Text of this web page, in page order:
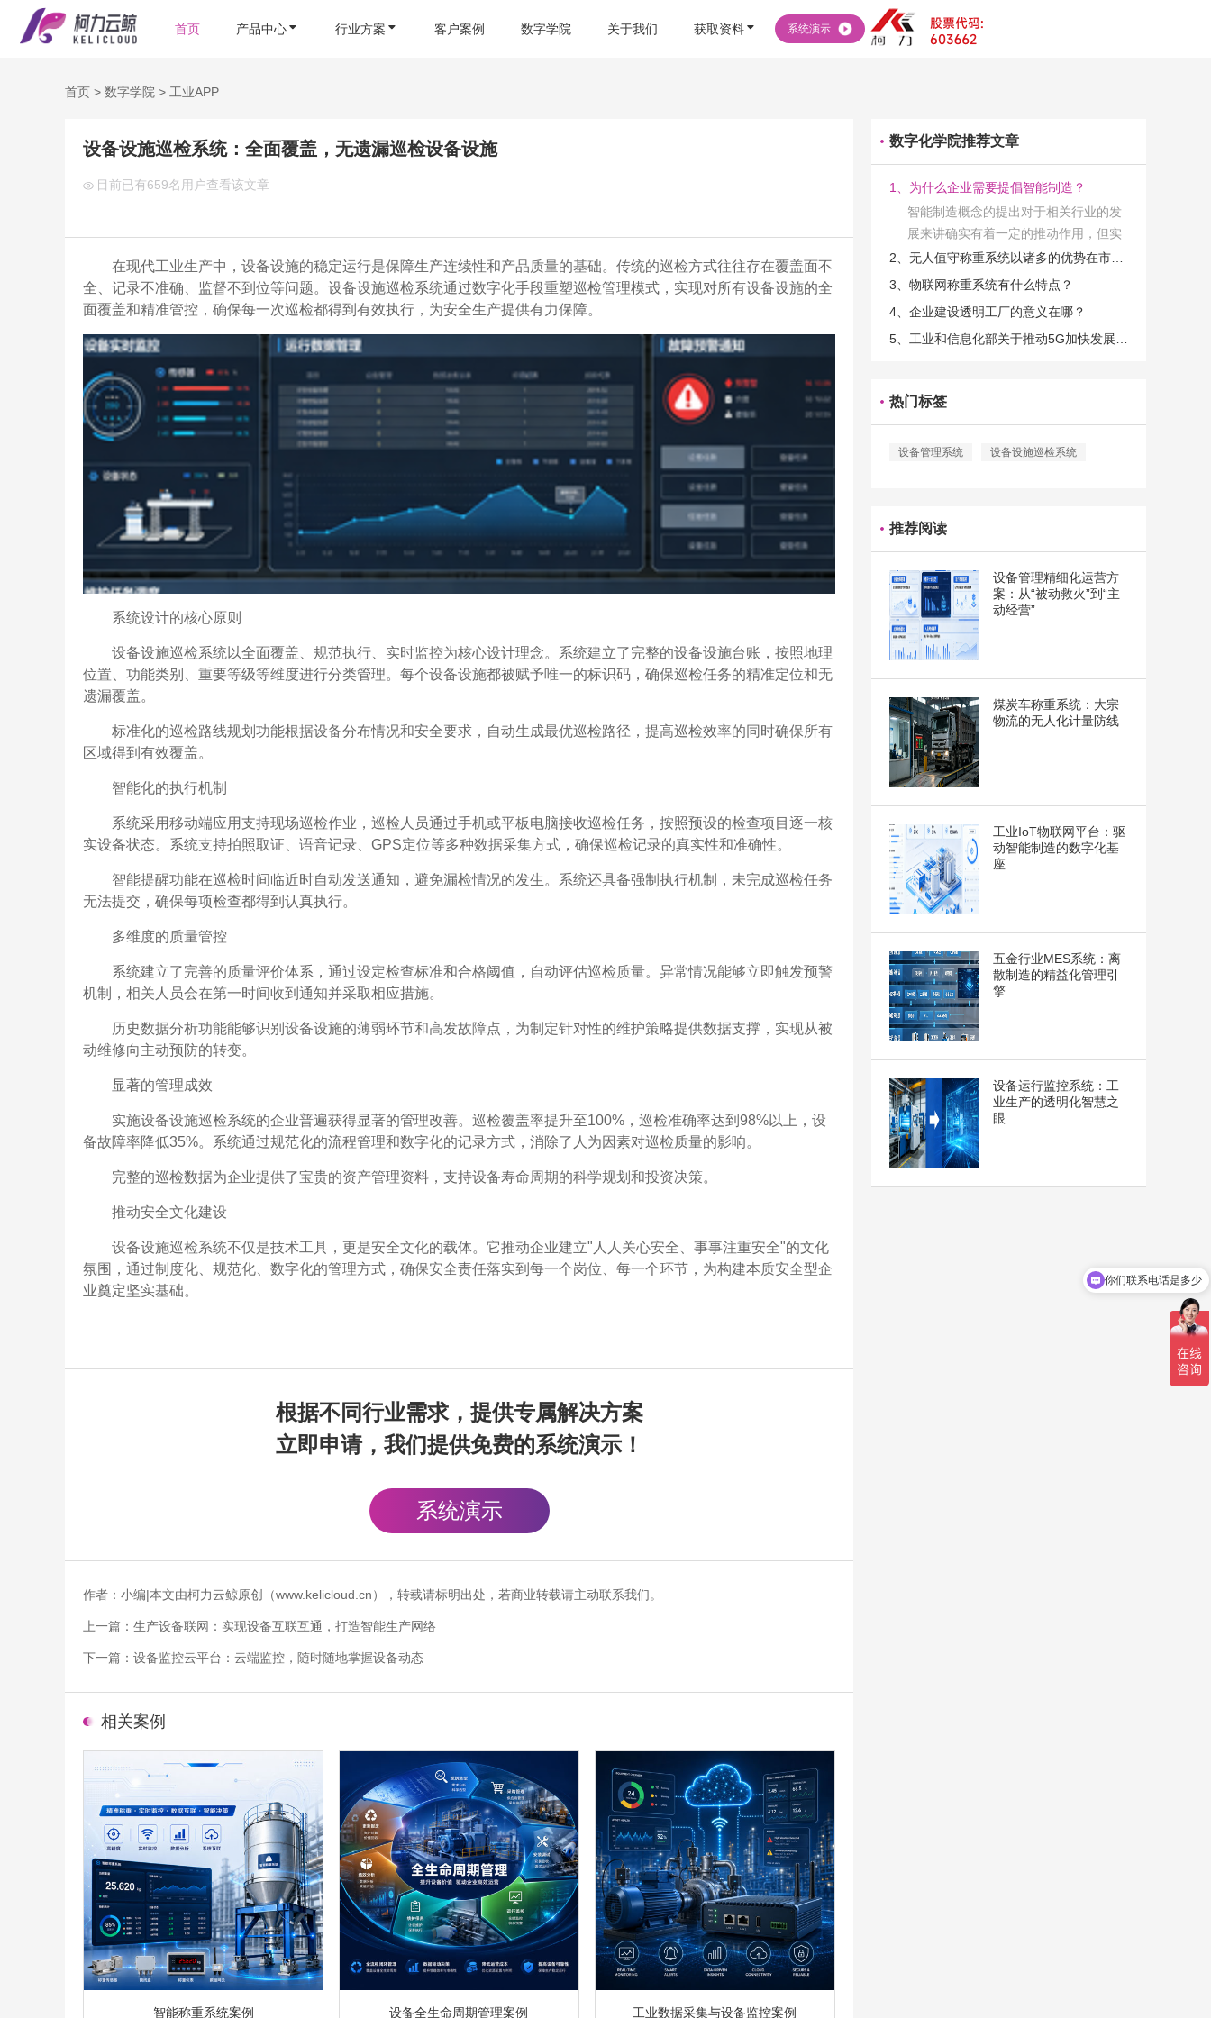
首页 产品中心 行业方案 客户案例 数字学院 关于我们 获取资料 系统演示
首页 > 数字学院 > 工业APP
设备设施巡检系统：全面覆盖，无遗漏巡检设备设施
目前已有659名用户查看该文章
在现代工业生产中，设备设施的稳定运行是保障生产连续性和产品质量的基础。传统的巡检方式往往存在覆盖面不
全、记录不准确、监督不到位等问题。设备设施巡检系统通过数字化手段重塑巡检管理模式，实现对所有设备设施的全
面覆盖和精准管控，确保每一次巡检都得到有效执行，为安全生产提供有力保障。
系统设计的核心原则
设备设施巡检系统以全面覆盖、规范执行、实时监控为核心设计理念。系统建立了完整的设备设施台账，按照地理
位置、功能类别、重要等级等维度进行分类管理。每个设备设施都被赋予唯一的标识码，确保巡检任务的精准定位和无
遗漏覆盖。
标准化的巡检路线规划功能根据设备分布情况和安全要求，自动生成最优巡检路径，提高巡检效率的同时确保所有
区域得到有效覆盖。
智能化的执行机制
系统采用移动端应用支持现场巡检作业，巡检人员通过手机或平板电脑接收巡检任务，按照预设的检查项目逐一核
实设备状态。系统支持拍照取证、语音记录、GPS定位等多种数据采集方式，确保巡检记录的真实性和准确性。
智能提醒功能在巡检时间临近时自动发送通知，避免漏检情况的发生。系统还具备强制执行机制，未完成巡检任务
无法提交，确保每项检查都得到认真执行。
多维度的质量管控
系统建立了完善的质量评价体系，通过设定检查标准和合格阈值，自动评估巡检质量。异常情况能够立即触发预警
机制，相关人员会在第一时间收到通知并采取相应措施。
历史数据分析功能能够识别设备设施的薄弱环节和高发故障点，为制定针对性的维护策略提供数据支撑，实现从被
动维修向主动预防的转变。
显著的管理成效
实施设备设施巡检系统的企业普遍获得显著的管理改善。巡检覆盖率提升至100%，巡检准确率达到98%以上，设
备故障率降低35%。系统通过规范化的流程管理和数字化的记录方式，消除了人为因素对巡检质量的影响。
完整的巡检数据为企业提供了宝贵的资产管理资料，支持设备寿命周期的科学规划和投资决策。
推动安全文化建设
设备设施巡检系统不仅是技术工具，更是安全文化的载体。它推动企业建立"人人关心安全、事事注重安全"的文化
氛围，通过制度化、规范化、数字化的管理方式，确保安全责任落实到每一个岗位、每一个环节，为构建本质安全型企
业奠定坚实基础。
根据不同行业需求，提供专属解决方案
立即申请，我们提供免费的系统演示！
系统演示
作者：小编|本文由柯力云鲸原创（www.kelicloud.cn），转载请标明出处，若商业转载请主动联系我们。
上一篇： 生产设备联网：实现设备互联互通，打造智能生产网络
下一篇： 设备监控云平台：云端监控，随时随地掌握设备动态
相关案例
智能称重系统案例 设备全生命周期管理案例 工业数据采集与设备监控案例
数字化学院推荐文章
1、为什么企业需要提倡智能制造？
智能制造概念的提出对于相关行业的发
展来讲确实有着一定的推动作用，但实
际上在工业发展的过程当中，能够推动
相关产业发展的具体结束是非常的多
3、物联网称重系统有什么特点？
4、企业建设透明工厂的意义在哪？
热门标签
设备管理系统 设备设施巡检系统
推荐阅读
设备管理精细化运营方
案：从“被动救火”到“主
动经营”
煤炭车称重系统：大宗
物流的无人化计量防线
工业IoT物联网平台：驱
动智能制造的数字化基
座
五金行业MES系统：离
散制造的精益化管理引
擎
设备运行监控系统：工
业生产的透明化智慧之
眼
你们联系电话是多少